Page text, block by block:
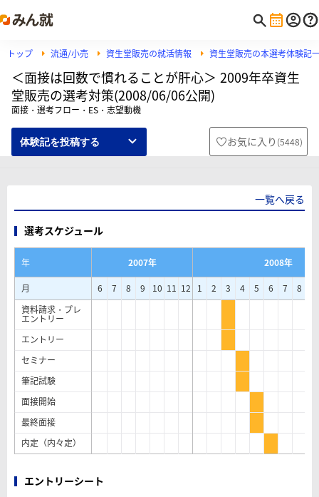
トップ 流通/小売 資生堂販売の就活情報 資生堂販売の本選考体験記
＜面接は回数で慣れることが肝心＞ 2009年卒資生
堂販売の選考対策(2008/06/06公開)
面接・選考フロー・ES・志望動機
体験記を投稿する お気に入り (5448)
一覧へ戻る
選考スケジュール
年 2007年
2008年
月
6 7 8 9 10 11 12 1 2 3 4 5 6 7 8
資料請求・プレ
エントリー
エントリー
セミナー
筆記試験
面接開始
最終面接
内定（内々定）
エントリーシート